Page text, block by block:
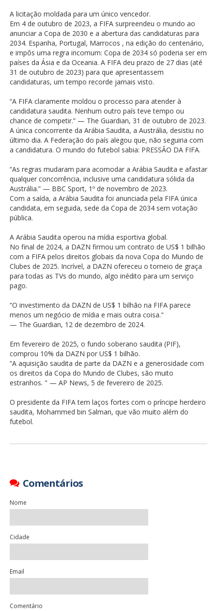
A licitação moldada para um único vencedor.
Em 4 de outubro de 2023, a FIFA surpreendeu o mundo ao
anunciar a Copa de 2030 e a abertura das candidaturas para
2034. Espanha, Portugal, Marrocos , na edição do centenário,
e impôs uma regra incomum: Copa de 2034 só poderia ser em
países da Ásia e da Oceania. A FIFA deu prazo de 27 dias (até
31 de outubro de 2023) para que apresentassem
candidaturas, um tempo recorde jamais visto.
“A FIFA claramente moldou o processo para atender à
candidatura saudita. Nenhum outro país teve tempo ou
chance de competir.” — The Guardian, 31 de outubro de 2023.
A única concorrente da Arábia Saudita, a Austrália, desistiu no
último dia. A Federação do país alegou que, não seguiria com
a candidatura. O mundo do futebol sabia: PRESSÃO DA FIFA.
“As regras mudaram para acomodar a Arábia Saudita e afastar
qualquer concorrência, inclusive uma candidatura sólida da
Austrália.” — BBC Sport, 1º de novembro de 2023.
Com a saída, a Arábia Saudita foi anunciada pela FIFA única
candidata, em seguida, sede da Copa de 2034 sem votação
pública.
A Arábia Saudita operou na mídia esportiva global.
No final de 2024, a DAZN firmou um contrato de US$ 1 bilhão
com a FIFA pelos direitos globais da nova Copa do Mundo de
Clubes de 2025. Incrível, a DAZN ofereceu o torneio de graça
para todas as TVs do mundo, algo inédito para um serviço
pago.
“O investimento da DAZN de US$ 1 bilhão na FIFA parece
menos um negócio de mídia e mais outra coisa."
— The Guardian, 12 de dezembro de 2024.
Em fevereiro de 2025, o fundo soberano saudita (PIF),
comprou 10% da DAZN por US$ 1 bilhão.
“A aquisição saudita de parte da DAZN e a generosidade com
os direitos da Copa do Mundo de Clubes, são muito
estranhos. " — AP News, 5 de fevereiro de 2025.
O presidente da FIFA tem laços fortes com o príncipe herdeiro
saudita, Mohammed bin Salman, que vão muito além do
futebol.
Comentários
Nome
Cidade
Email
Comentário